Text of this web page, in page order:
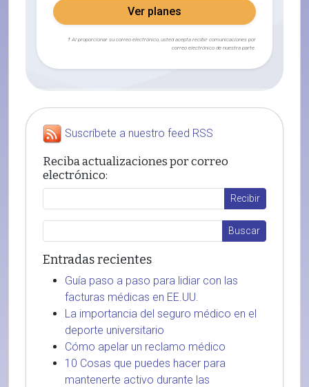
Ver planes
† Al proporcionar su correo electrónico, usted acepta recibir comunicaciones por
correo electrónico de nuestra parte.
Suscríbete a nuestro feed RSS
Reciba actualizaciones por correo
electrónico:
Entradas recientes
Guía paso a paso para lidiar con las
facturas médicas en EE.UU.
La importancia del seguro médico en el
deporte universitario
Cómo apelar un reclamo médico
10 Cosas que puedes hacer para
mantenerte activo durante las